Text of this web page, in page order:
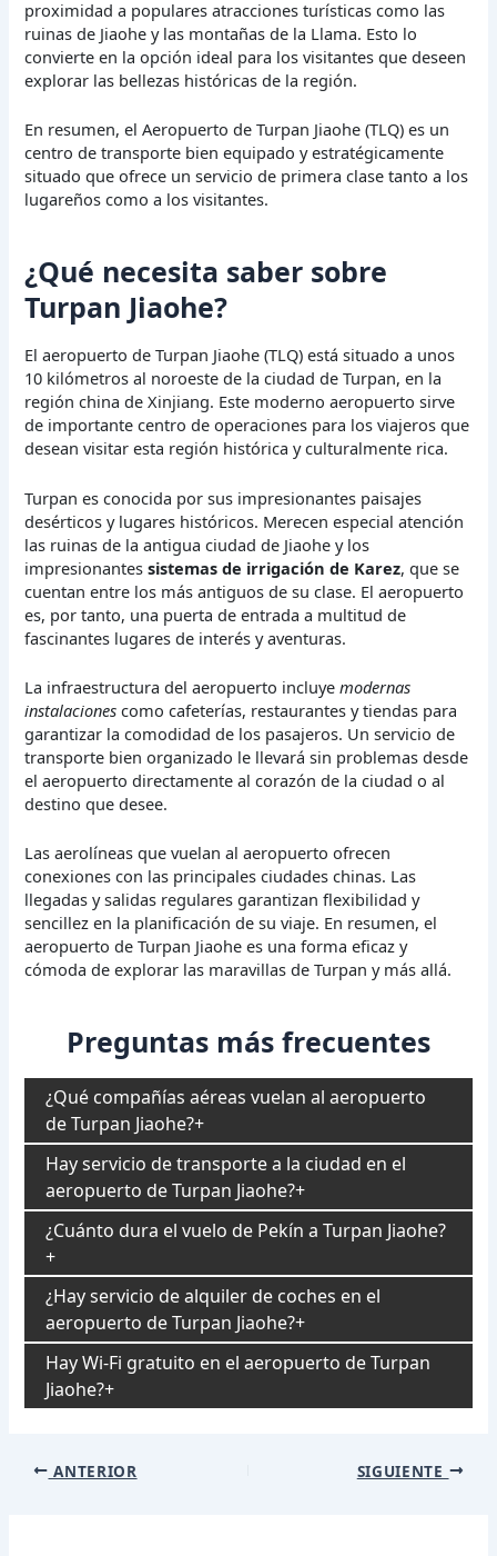
proximidad a populares atracciones turísticas como las
ruinas de Jiaohe y las montañas de la Llama. Esto lo
convierte en la opción ideal para los visitantes que deseen
explorar las bellezas históricas de la región.
En resumen, el Aeropuerto de Turpan Jiaohe (TLQ) es un
centro de transporte bien equipado y estratégicamente
situado que ofrece un servicio de primera clase tanto a los
lugareños como a los visitantes.
¿Qué necesita saber sobre
Turpan Jiaohe?
El aeropuerto de Turpan Jiaohe (TLQ) está situado a unos
10 kilómetros al noroeste de la ciudad de Turpan, en la
región china de Xinjiang. Este moderno aeropuerto sirve
de importante centro de operaciones para los viajeros que
desean visitar esta región histórica y culturalmente rica.
Turpan es conocida por sus impresionantes paisajes
desérticos y lugares históricos. Merecen especial atención
las ruinas de la antigua ciudad de Jiaohe y los
impresionantessistemas de irrigación de Karez, que se
cuentan entre los más antiguos de su clase. El aeropuerto
es, por tanto, una puerta de entrada a multitud de
fascinantes lugares de interés y aventuras.
La infraestructura del aeropuerto incluyemodernas
instalaciones como cafeterías, restaurantes y tiendas para
garantizar la comodidad de los pasajeros. Un servicio de
transporte bien organizado le llevará sin problemas desde
el aeropuerto directamente al corazón de la ciudad o al
destino que desee.
Las aerolíneas que vuelan al aeropuerto ofrecen
conexiones con las principales ciudades chinas. Las
llegadas y salidas regulares garantizan flexibilidad y
sencillez en la planificación de su viaje. En resumen, el
aeropuerto de Turpan Jiaohe es una forma eficaz y
cómoda de explorar las maravillas de Turpan y más allá.
Preguntas más frecuentes
¿Qué compañías aéreas vuelan al aeropuerto
de Turpan Jiaohe?
Hay servicio de transporte a la ciudad en el
aeropuerto de Turpan Jiaohe?
¿Cuánto dura el vuelo de Pekín a Turpan Jiaohe?
¿Hay servicio de alquiler de coches en el
aeropuerto de Turpan Jiaohe?
Hay Wi-Fi gratuito en el aeropuerto de Turpan
Jiaohe?
Navegación
ANTERIOR SIGUIENTE